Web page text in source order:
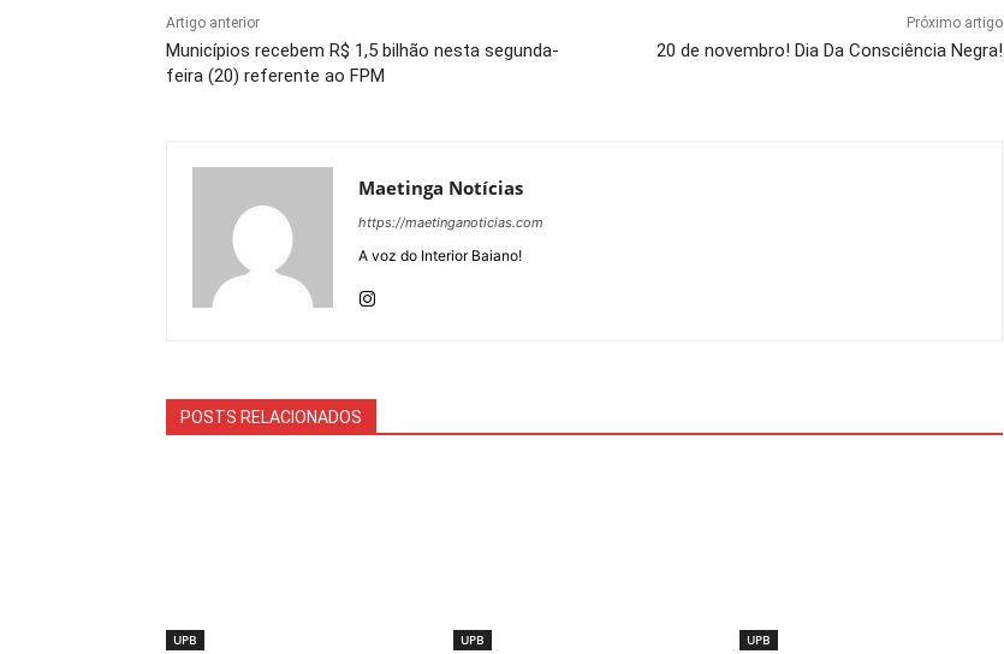
Artigo anterior
Municípios recebem R$ 1,5 bilhão nesta segunda-
feira (20) referente ao FPM
Próximo artigo
20 de novembro! Dia Da Consciência Negra!
Maetinga Notícias
https://maetinganoticias.com
A voz do Interior Baiano!
POSTS RELACIONADOS
UPB UPB UPB